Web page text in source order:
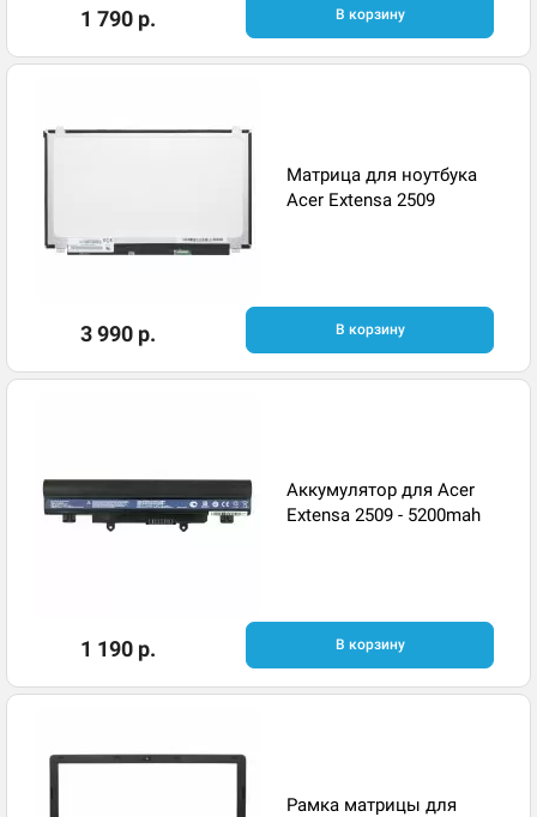
1 790 р. В корзину
Матрица для ноутбука
Acer Extensa 2509
3 990 р. В корзину
Аккумулятор для Acer
Extensa 2509 - 5200mah
1 190 р. В корзину
Рамка матрицы для